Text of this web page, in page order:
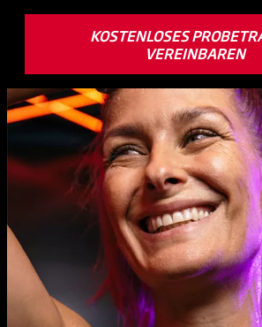
KOSTENLOSES
VEREINBAREN